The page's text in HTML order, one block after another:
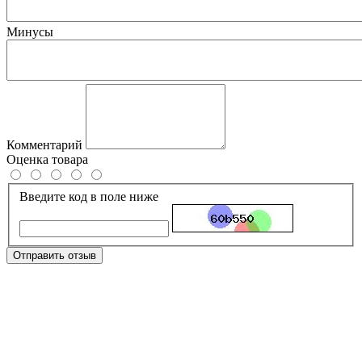
Минусы
Комментарий
Оценка товара
Введите код в поле ниже
Отправить отзыв